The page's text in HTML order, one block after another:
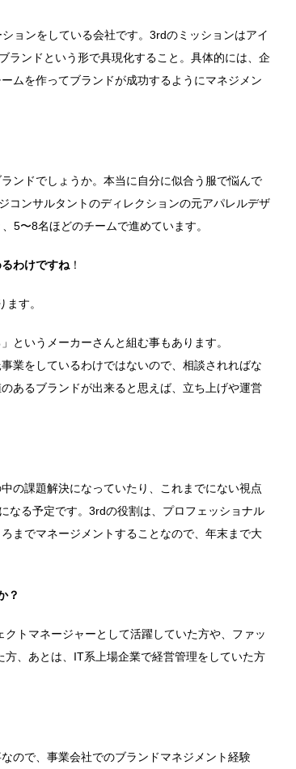
ョンをしている会社です。3rdのミッションはアイ
ランドという形で具現化すること。具体的には、企
ムを作ってブランドが成功するようにマネジメン
ンドでしょうか。本当に自分に似合う服で悩んで
コンサルタントのディレクションの元アパレルデザ
5〜8名ほどのチームで進めています。
わけですね ！
す。
というメーカーさんと組む事もあります。
業をしているわけではないので、相談されればな
あるブランドが出来ると思えば、立ち上げや運営
の課題解決になっていたり、これまでにない視点
なる予定です。3rdの役割は、プロフェッショナル
までマネージメントすることなので、年末まで大
？
トマネージャーとして活躍していた方や、ファッ
、あとは、IT系上場企業で経営管理をしていた方
ので、事業会社でのブランドマネジメント経験